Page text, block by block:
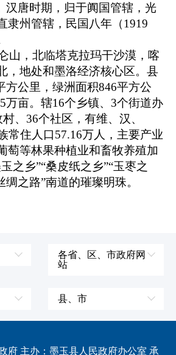
汉唐时期，归于阗国管辖，光
隶州管辖，民国八年（1919
，北临塔克拉玛干沙漠，喀
，地处和墨洛经济核心区。县
方公里，绿洲面积846平方公
万亩。辖16个乡镇、3个街道办
、36个社区，有维、汉、
常住人口57.16万人，主要产业
萄等林果种植业和畜牧养殖加
之乡”“桑皮纸之乡”“玉枣之
绸之路”南道的璀璨明珠。
各省、区、市政府网
站
县、市
皮山县
府 主办：墨玉县人民政府办公室 承